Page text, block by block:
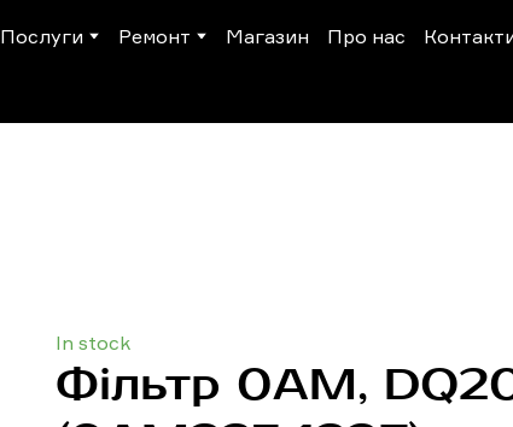
Послуги Ремонт Магазин Про нас
In stock
Фільтр 0AM,